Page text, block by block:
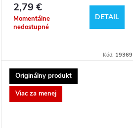
2,79 €
Momentálne
nedostupné
DETAIL
Kód: 19369
Originálny produkt
Viac za menej